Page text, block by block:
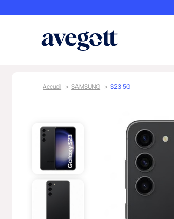
Accueil SAMSUNG S23 5G